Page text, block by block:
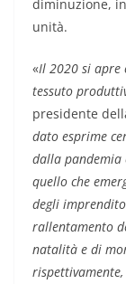
diminuzione,
unità.
«Il 2020 si apre
tessuto
presidente
dato esprime
dalla pandemia
quello che
degli
rallentamento
natalità e di